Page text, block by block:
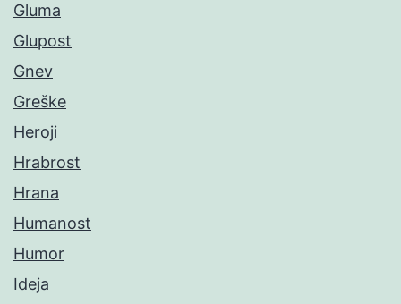
Gluma
Glupost
Gnev
Greške
Heroji
Hrabrost
Hrana
Humanost
Humor
Ideja